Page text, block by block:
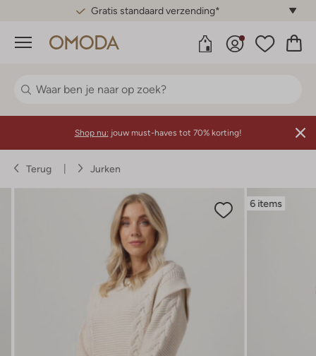
Gratis standaard verzending*
Menu
Shop nu: jouw must-haves tot 70% korting!
Terug Jurken
6 items